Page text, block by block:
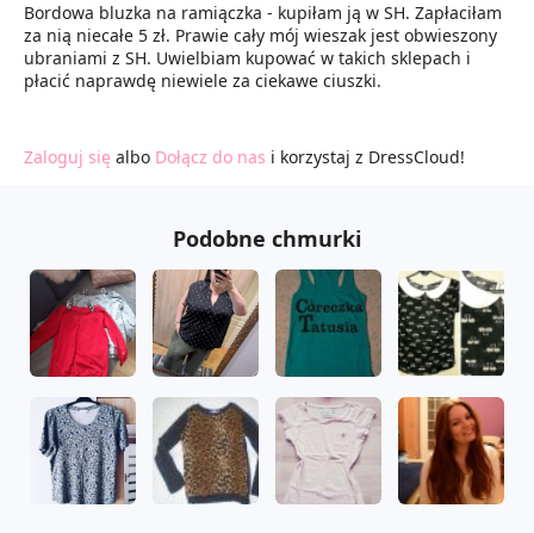
Bordowa bluzka na ramiączka - kupiłam ją w SH. Zapłaciłam
za nią niecałe 5 zł. Prawie cały mój wieszak jest obwieszony
ubraniami z SH. Uwielbiam kupować w takich sklepach i
płacić naprawdę niewiele za ciekawe ciuszki.
Zaloguj się albo Dołącz do nas i korzystaj z DressCloud!
Podobne chmurki